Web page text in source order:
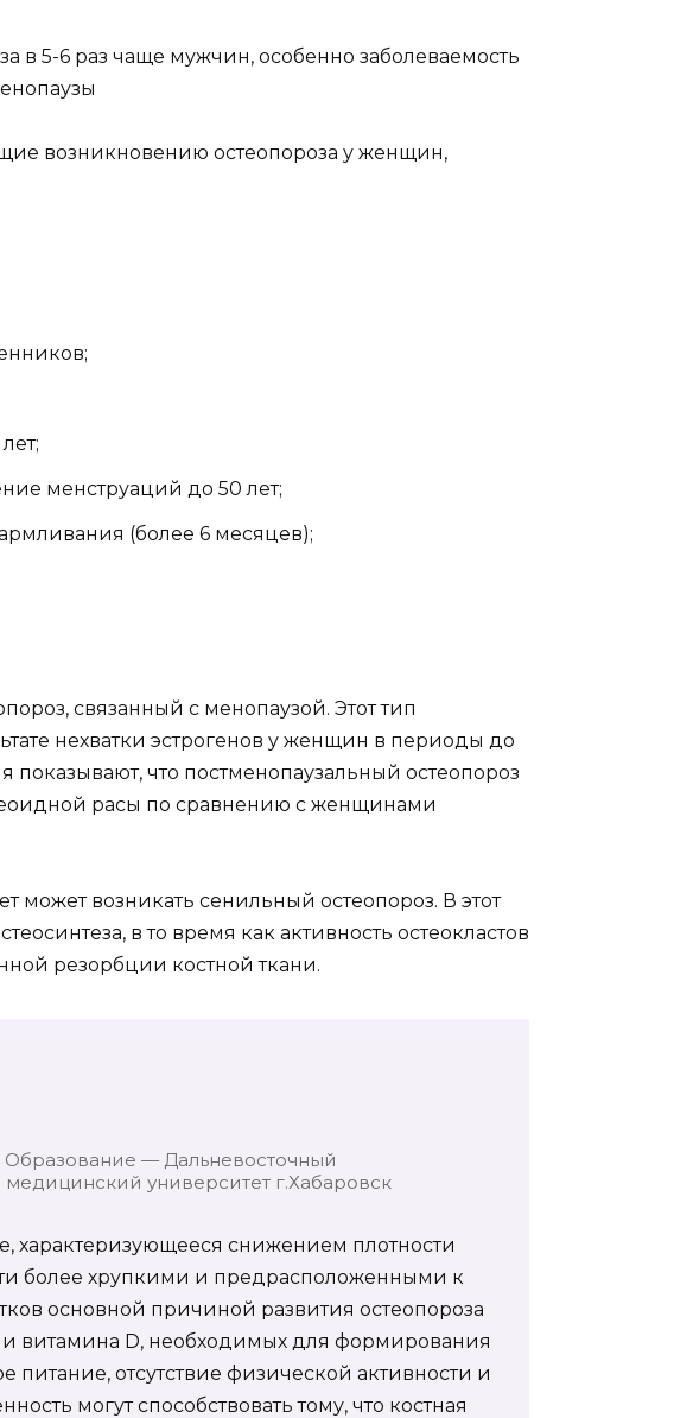
в 5-6 раз чаще мужчин, особенно заболеваемость
возникновению остеопороза у женщин,
менструаций до 50 лет;
(более 6 месяцев);
связанный с менопаузой. Этот тип
нехватки эстрогенов у женщин в периоды до
что постменопаузальный остеопороз
расы по сравнению с женщинами
может возникать сенильный остеопороз. В этот
в то время как активность остеокластов
резорбции костной ткани.
— Дальневосточный
медицинский университет г.Хабаровск
характеризующееся снижением плотности
более хрупкими и предрасположенными к
основной причиной развития остеопороза
и витамина D, необходимых для формирования
питание, отсутствие физической активности и
могут способствовать тому, что костная